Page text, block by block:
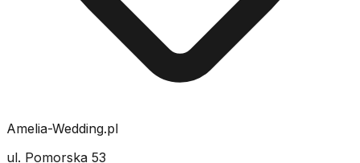
Amelia-Wedding.pl
ul. Pomorska 53